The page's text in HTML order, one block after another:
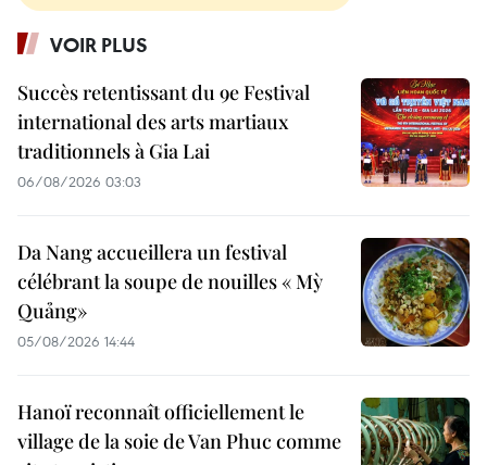
VOIR PLUS
Succès retentissant du 9e Festival
international des arts martiaux
traditionnels à Gia Lai
06/08/2026 03:03
Da Nang accueillera un festival
célébrant la soupe de nouilles « Mỳ
Quảng»
05/08/2026 14:44
Hanoï reconnaît officiellement le
village de la soie de Van Phuc comme